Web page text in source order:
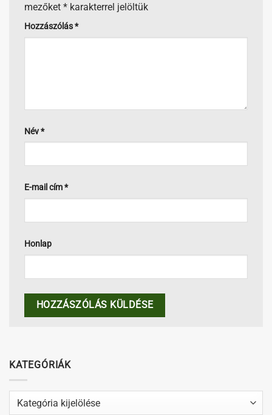
mezőket * karakterrel jelöltük
Hozzászólás*
Név*
E-mail cím*
Honlap
KATEGÓRIÁK
Kategóriák